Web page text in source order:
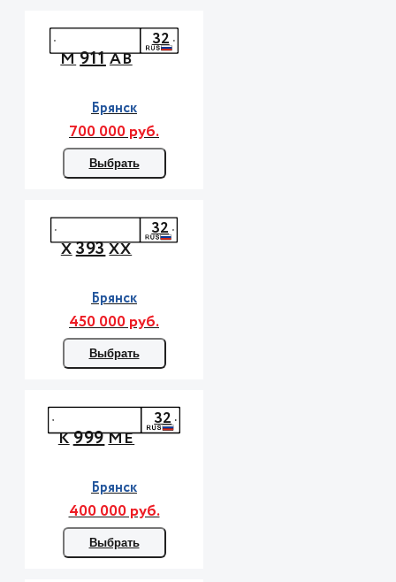
М911АВ
32
Брянск
700 000 руб.
Выбрать
Х393ХХ
32
Брянск
450 000 руб.
Выбрать
К999МЕ
32
Брянск
400 000 руб.
Выбрать